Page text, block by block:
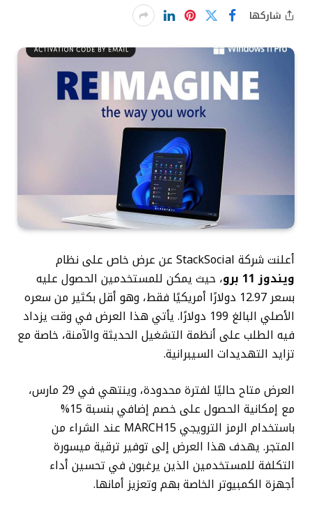
شاركها
أعلنت شركة StackSocial عن عرض خاص على نظام
ويندوز 11 برو
، حيث يمكن للمستخدمين الحصول عليه
بسعر 12.97 دولارًا أمريكيًا فقط، وهو أقل بكثير من سعره
الأصلي البالغ 199 دولارًا. يأتي هذا العرض في وقت يزداد
فيه الطلب على أنظمة التشغيل الحديثة والآمنة، خاصة مع
تزايد التهديدات السيبرانية.
العرض متاح حاليًا لفترة محدودة، وينتهي في 29 مارس،
مع إمكانية الحصول على خصم إضافي بنسبة 15%
باستخدام الرمز الترويجي MARCH15 عند الشراء من
المتجر. يهدف هذا العرض إلى توفير ترقية ميسورة
التكلفة للمستخدمين الذين يرغبون في تحسين أداء
أجهزة الكمبيوتر الخاصة بهم وتعزيز أمانها.